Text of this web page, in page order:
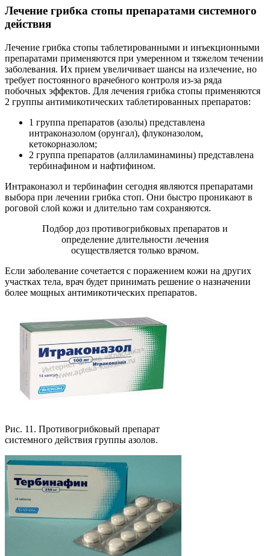
Лечение грибка стопы препаратами системного
действия
Лечение грибка стопы таблетированными и инъекционными
препаратами применяются при умеренном и тяжелом течении
заболевания. Их прием увеличивает шансы на излечение, но
требует постоянного врачебного контроля из-за ряда
побочных эффектов. Для лечения грибка стопы применяются
2 группы антимикотических таблетированных препаратов:
1 группа препаратов (азолы) представлена
интраконазолом (орунгал), флуконазолом,
кетокорназолом;
2 группа препаратов (аллиламинамины) представлена
тербинафином и нафтифином.
Интраконазол и тербинафин сегодня являются препаратами
выбора при лечении грибка стоп. Они быстро проникают в
роговой слой кожи и длительно там сохраняются.
Подбор доз противогрибковых препаратов и
определение длительности лечения
осуществляется только врачом.
Если заболевание сочетается с поражением кожи на других
участках тела, врач будет принимать решение о назначении
более мощных антимикотических препаратов.
Рис. 11. Противогрибковый препарат
системного действия группы азолов.